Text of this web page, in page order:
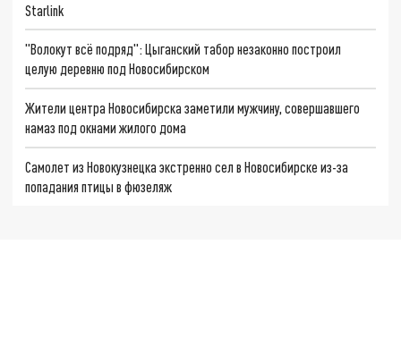
Starlink
"Волокут всё подряд": Цыганский табор незаконно построил
целую деревню под Новосибирском
Жители центра Новосибирска заметили мужчину, совершавшего
намаз под окнами жилого дома
Самолет из Новокузнецка экстренно сел в Новосибирске из-за
попадания птицы в фюзеляж